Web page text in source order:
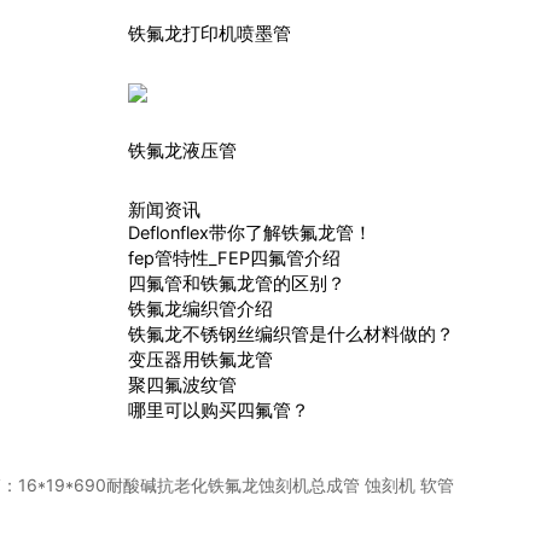
铁氟龙打印机喷墨管
铁氟龙液压管
新闻资讯
Deflonflex带你了解铁氟龙管！
fep管特性_FEP四氟管介绍
四氟管和铁氟龙管的区别？
铁氟龙编织管介绍
铁氟龙不锈钢丝编织管是什么材料做的？
变压器用铁氟龙管
聚四氟波纹管
哪里可以购买四氟管？
16*19*690耐酸碱抗老化铁氟龙蚀刻机总成管 蚀刻机 软管